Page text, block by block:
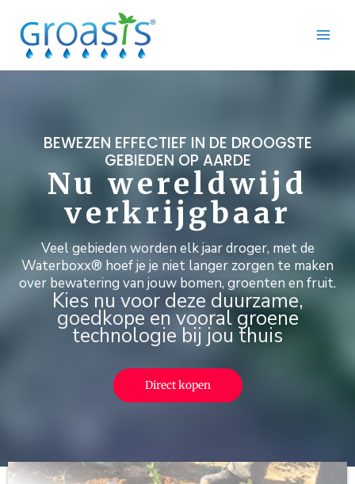
naar
inhoud
BEWEZEN EFFECTIEF IN DE DROOGSTE
GEBIEDEN OP AARDE
Nu wereldwijd
verkrijgbaar
Veel gebieden worden elk jaar droger, met de
Waterboxx® hoef je je niet langer zorgen te maken
over bewatering van jouw bomen, groenten en fruit.
Kies nu voor deze duurzame,
goedkope en vooral groene
technologie bij jou thuis
Direct kopen